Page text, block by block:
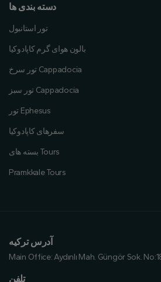
دسته بندی ها
تور استانبول
بالون هوای گرم کاپادوکیا
تور سرخ Cappadocia
تور سبز Cappadocia
تور Ephesus
سفرهای کاپادوکیا
بسته های Tours
Pramkkale Tours
آدرس ترکیه
Main Office:Aydınlı Mah. Güngör Sok.
تلفن